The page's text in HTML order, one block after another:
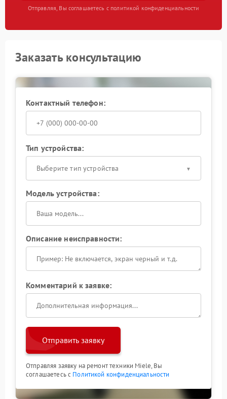
Отправляя, Вы соглашаетесь с политикой конфиденциальности
Заказать консультацию
Контактный телефон:
Тип устройства:
Выберите тип устройства
Модель устройства:
Описание неисправности:
Комментарий к заявке:
Отправить заявку
Отправляя заявку на ремонт техники Miele, Вы
соглашаетесь с Политикой конфиденциальности